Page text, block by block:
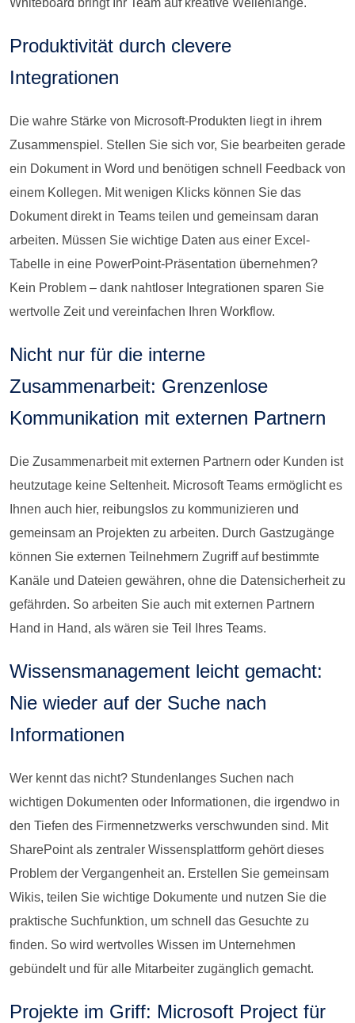
Whiteboard bringt Ihr Team auf kreative Wellenlänge.
Produktivität durch clevere
Integrationen
Die wahre Stärke von Microsoft-Produkten liegt in ihrem
Zusammenspiel. Stellen Sie sich vor, Sie bearbeiten gerade
ein Dokument in Word und benötigen schnell Feedback von
einem Kollegen. Mit wenigen Klicks können Sie das
Dokument direkt in Teams teilen und gemeinsam daran
arbeiten. Müssen Sie wichtige Daten aus einer Excel-
Tabelle in eine PowerPoint-Präsentation übernehmen?
Kein Problem – dank nahtloser Integrationen sparen Sie
wertvolle Zeit und vereinfachen Ihren Workflow.
Nicht nur für die interne
Zusammenarbeit: Grenzenlose
Kommunikation mit externen Partnern
Die Zusammenarbeit mit externen Partnern oder Kunden ist
heutzutage keine Seltenheit. Microsoft Teams ermöglicht es
Ihnen auch hier, reibungslos zu kommunizieren und
gemeinsam an Projekten zu arbeiten. Durch Gastzugänge
können Sie externen Teilnehmern Zugriff auf bestimmte
Kanäle und Dateien gewähren, ohne die Datensicherheit zu
gefährden. So arbeiten Sie auch mit externen Partnern
Hand in Hand, als wären sie Teil Ihres Teams.
Wissensmanagement leicht gemacht:
Nie wieder auf der Suche nach
Informationen
Wer kennt das nicht? Stundenlanges Suchen nach
wichtigen Dokumenten oder Informationen, die irgendwo in
den Tiefen des Firmennetzwerks verschwunden sind. Mit
SharePoint als zentraler Wissensplattform gehört dieses
Problem der Vergangenheit an. Erstellen Sie gemeinsam
Wikis, teilen Sie wichtige Dokumente und nutzen Sie die
praktische Suchfunktion, um schnell das Gesuchte zu
finden. So wird wertvolles Wissen im Unternehmen
gebündelt und für alle Mitarbeiter zugänglich gemacht.
Projekte im Griff: Microsoft Project für